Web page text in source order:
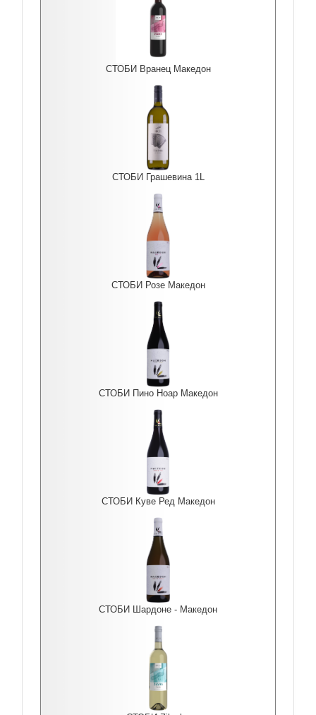
СТОБИ Вранец Македон
СТОБИ Грашевина 1L
СТОБИ Розе Македон
СТОБИ Пино Ноар Македон
СТОБИ Куве Ред Македон
СТОБИ Шардоне - Македон